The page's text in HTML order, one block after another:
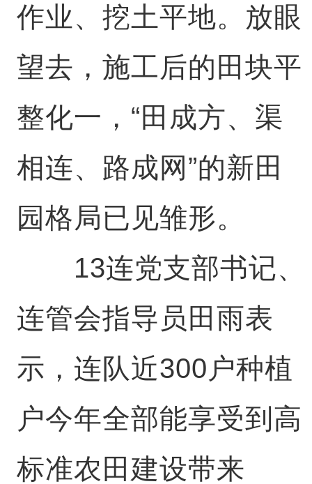
作业、挖土平地。放眼
望去，施工后的田块平
整化一，“田成方、渠
相连、路成网”的新田
园格局已见雏形。
13连党支部书记、
连管会指导员田雨表
示，连队近300户种植
户今年全部能享受到高
标准农田建设带来